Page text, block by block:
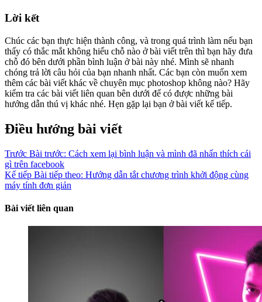
Lời kết
Chúc các bạn thực hiện thành công, và trong quá trình làm nếu bạn
thấy có thắc mắt không hiểu chỗ nào ở bài viết trên thì bạn hãy đưa
chỗ đó bên dưới phần bình luận ở bài này nhé. Mình sẽ nhanh
chóng trả lời câu hỏi của bạn nhanh nhất. Các bạn còn muốn xem
thêm các bài viết khác về chuyên mục photoshop không nào? Hãy
kiểm tra các bài viết liên quan bên dưới để có được những bài
hướng dẫn thú vị khác nhé. Hẹn gặp lại bạn ở bài viết kế tiếp.
Điều hướng bài viết
Trước Bài trước: Cách xem lại bình luận và mình đã nhấn thích cái
gì trên facebook
Kế tiếp Bài tiếp theo: Hướng dẫn tắt chương trình khởi động cùng
máy tính đơn giản
Bài viết liên quan